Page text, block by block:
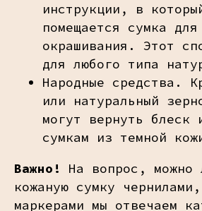
инструкции, в
помещается сумка
окрашивания. Этот
для любого типа
Народные средства.
или натуральный
могут вернуть блеск
сумкам из темной
Важно!
На вопрос, можно
кожаную сумку
маркерами мы отвечаем